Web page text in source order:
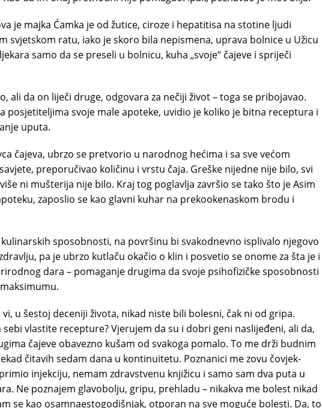
je majka Ćamka je od žutice, ciroze i hepatitisa na stotine ljudi
svjetskom ratu, iako je skoro bila nepismena, uprava bolnice u Užicu
samo da se preseli u bolnicu, kuha „svoje“ čajeve i spriječi
ali da on liječi druge, odgovara za nečiji život – toga se pribojavao.
posjetiteljima svoje male apoteke, uvidio je koliko je bitna receptura i
uputa.
čajeva, ubrzo se pretvorio u narodnog hećima i sa sve većom
preporučivao količinu i vrstu čaja. Greške nijedne nije bilo, svi
ni mušterija nije bilo. Kraj tog poglavlja završio se tako što je Asim
zaposlio se kao glavni kuhar na prekookenaskom brodu i
sposobnosti, na površinu bi svakodnevno isplivalo njegovo
pa je ubrzo kutlaču okačio o klin i posvetio se onome za šta je i
dara – pomaganje drugima da svoje psihofizičke sposobnosti
u šestoj deceniji života, nikad niste bili bolesni, čak ni od gripa.
vlastite recepture? Vjerujem da su i dobri geni naslijeđeni, ali da,
čajeve obavezno kušam od svakoga pomalo. To me drži budnim
čitavih sedam dana u kontinuitetu. Poznanici me zovu čovjek-
injekciju, nemam zdravstvenu knjižicu i samo sam dva puta u
Ne poznajem glavobolju, gripu, prehladu – nikakva me bolest nikad
se kao osamnaestogodišnjak, otporan na sve moguće bolesti. Da, to